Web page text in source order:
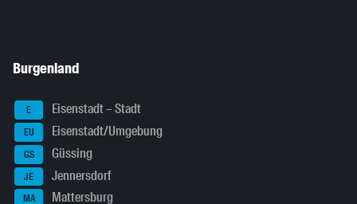
Burgenland
E Eisenstadt – Stadt
EU Eisenstadt/Umgebung
GS Güssing
JE Jennersdorf
MA Mattersburg